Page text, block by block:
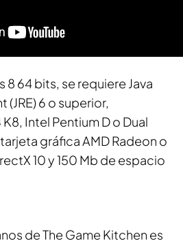
8 64 bits, se requiere Java
(JRE) 6 o superior,
Intel Pentium D o Dual
gráfica AMD Radeon o
10 y 150 Mb de espacio
de The Game Kitchen es